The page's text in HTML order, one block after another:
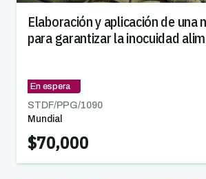
Elaboración y aplicación de una
para garantizar la inocuidad
En espera
STDF/PPG/1090
Mundial
$70,000